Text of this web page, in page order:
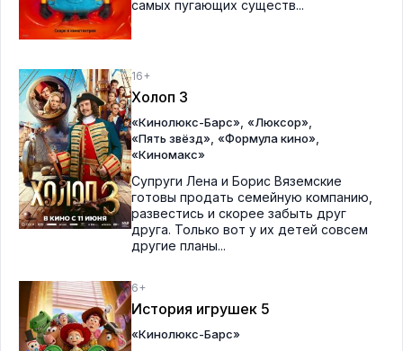
самых пугающих существ...
16+
Холоп 3
«Кинолюкс-Барс» «Люксор»
«Пять звёзд» «Формула кино»
«Киномакс»
Супруги Лена и Борис Вяземские
готовы продать семейную компанию,
развестись и скорее забыть друг
друга. Только вот у их детей совсем
другие планы...
6+
История игрушек 5
«Кинолюкс-Барс»